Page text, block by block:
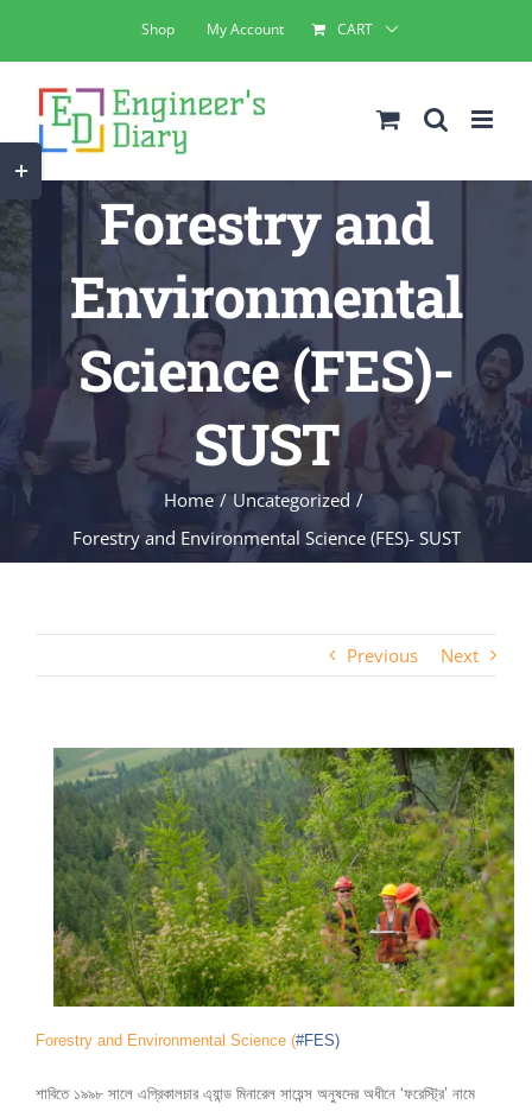
to
content
Shop My Account CART
Forestry and
Environmental
Science (FES)-
SUST
Home
Uncategorized
Forestry and Environmental Science (FES)- SUST
Previous Next
Forestry and Environmental Science (#FES)
শাবিতে ১৯৯৮ সালে এগ্রিকালচার এ্যান্ড মিনারেল সায়েন্স অনুষদের অধীনে ‘ফরেস্ট্রি’ নামে
Toggle
Sliding
Bar
Area